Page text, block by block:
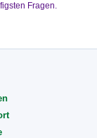
Fragen.